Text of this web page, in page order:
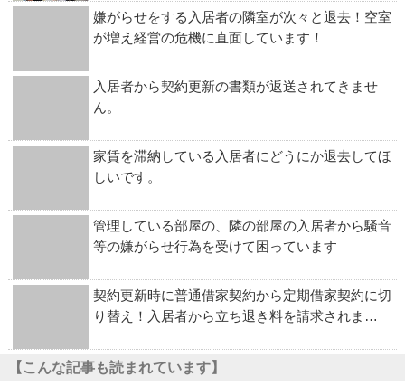
嫌がらせをする入居者の隣室が次々と退去！空室
が増え経営の危機に直面しています！
入居者から契約更新の書類が返送されてきませ
ん。
家賃を滞納している入居者にどうにか退去してほ
しいです。
管理している部屋の、隣の部屋の入居者から騒音
等の嫌がらせ行為を受けて困っています
契約更新時に普通借家契約から定期借家契約に切
り替え！入居者から立ち退き料を請求されま…
【こんな記事も読まれています】